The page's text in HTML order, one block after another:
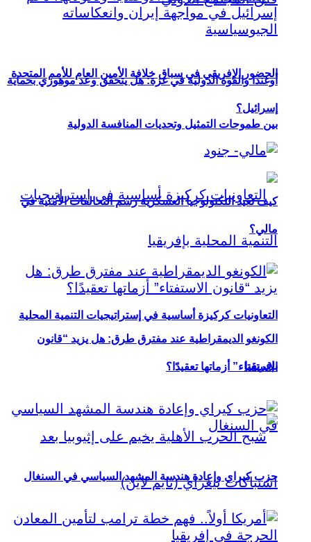
الحضور الإفريقي في سباق خلافة الأمين العام للأمم المتحدة
بين طموحات التمثيل وتحديات المنافسة الدولية
التعاونيات كركيزة أساسية في إستراتيجيات التنمية المحلية
بإفريقيا
أوغندا والقوة الدولية في غزة: هل يتحقق وعد موهوزي بحماية
إسرائيل؟
كيف تعيد التكنولوجيا العسكرية رسم التحالفات الأمنية في
مالي؟
الكونغو الديمقراطية عند مفترق طرق: هل يزيد “قانون
الاستفتاء” أزماتها تعقيدًا؟
حزب كيراي وإعادة هندسة المشهد السياسي في السنغال